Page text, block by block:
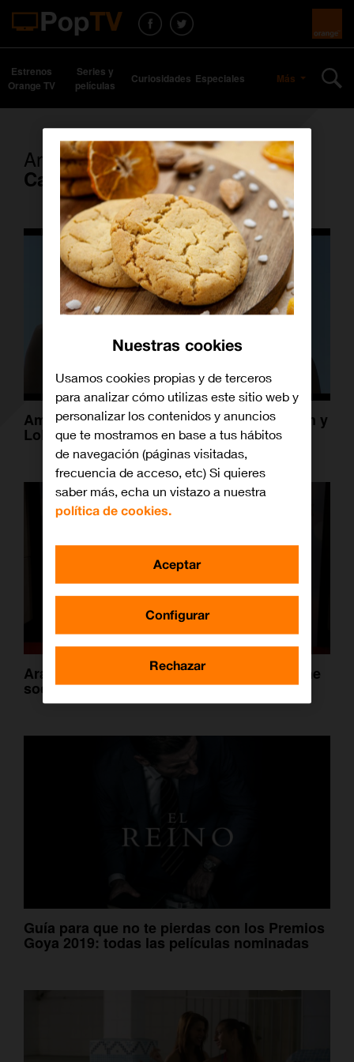
Estrenos
Orange TV
Series y
películas
Curiosidades Especiales Más
Artículos con la etiqueta
Carmen y Lola
Amor, fuerza y mucho realismo en ‘Carmen y
Lola’
Arantxa Echevarría: «Seguiré haciendo cine
social, es fundamental en estos tiempos»
Guía para que no te pierdas con los Premios
Goya 2019: todas las películas nominadas
Nuestras cookies
Usamos cookies propias y de terceros
para analizar cómo utilizas este sitio web y
personalizar los contenidos y anuncios
que te mostramos en base a tus hábitos
de navegación (páginas visitadas,
frecuencia de acceso, etc) Si quieres
saber más, echa un vistazo a nuestra
política de cookies.
Configurar
Rechazar
Aceptar